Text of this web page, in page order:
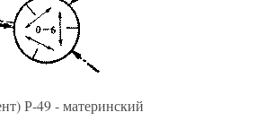
Р-49 - материнский